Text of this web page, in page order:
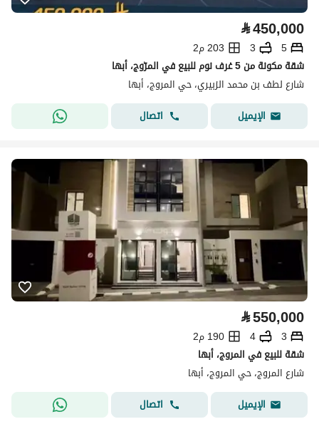
⃁450,000
5
3
203 م2
شقة مكونة من 5 غرف نوم للبيع في المرّوج، أبها
شارع لطف بن محمد الزبيري، حي المروج، أبها
الإيميل
اتصال
⃁550,000
3
4
190 م2
شقة للبيع في المروج، أبها
شارع المروج، حي المروج، أبها
الإيميل
اتصال